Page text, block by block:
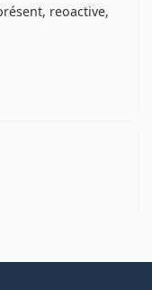
reoactive,